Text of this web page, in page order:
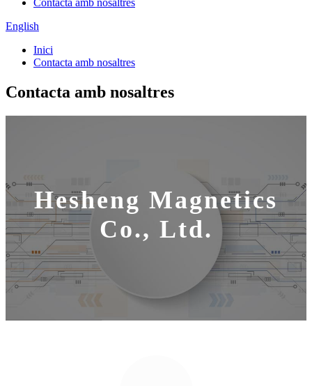
Contacta amb nosaltres
English
Inici
Contacta amb nosaltres
Contacta amb nosaltres
Hesheng Magnetics
Co., Ltd.